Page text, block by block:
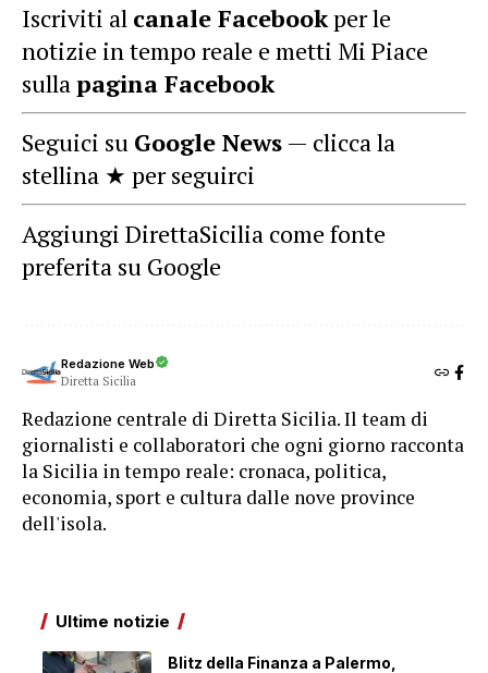
Iscriviti al canale Facebookper le
notizie in tempo reale e metti Mi Piace
sullapagina Facebook
Seguici su Google News — clicca la
stellina ★ per seguirci
Aggiungi DirettaSicilia come fonte
preferita su Google
Redazione Web
Diretta Sicilia
Redazione centrale di Diretta Sicilia. Il team di
giornalisti e collaboratori che ogni giorno racconta
la Sicilia in tempo reale: cronaca, politica,
economia, sport e cultura dalle nove province
dell'isola.
Ultime notizie
Blitz della Finanza a Palermo,